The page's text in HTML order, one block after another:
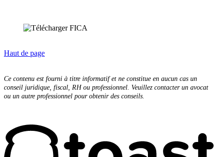
Haut de page
Ce contenu est fourni à titre informatif et ne constitue en aucun cas un
conseil juridique, fiscal, RH ou professionnel. Veuillez contacter un avocat
ou un autre professionnel pour obtenir des conseils.